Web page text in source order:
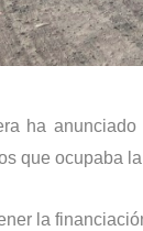
ha
que ocupaba
la